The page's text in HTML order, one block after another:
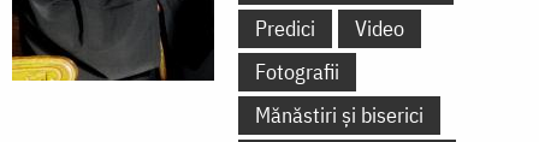
Predici
Video
Fotografii
Mănăstiri și biserici